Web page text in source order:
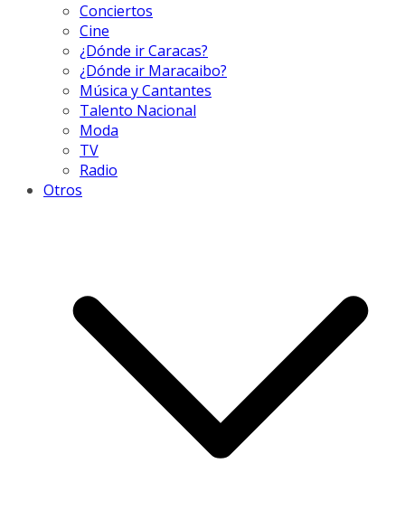
Conciertos
Cine
¿Dónde ir Caracas?
¿Dónde ir Maracaibo?
Música y Cantantes
Talento Nacional
Moda
TV
Radio
Otros